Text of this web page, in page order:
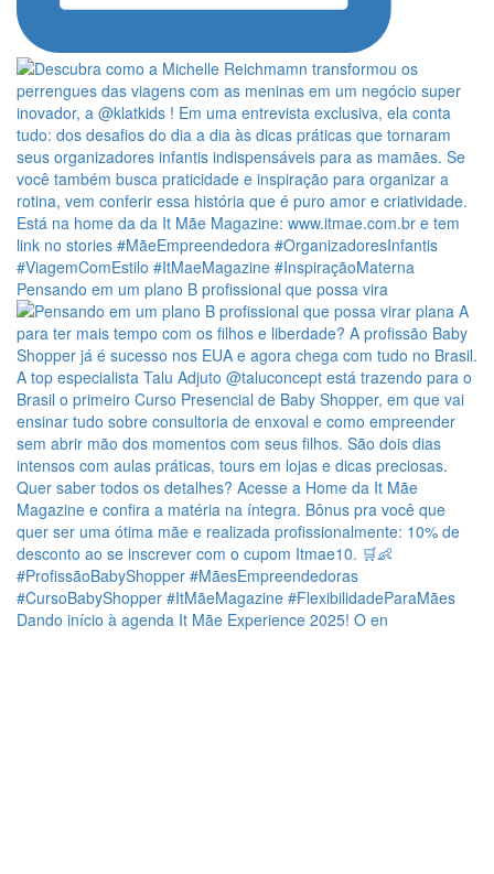
Pensando em um plano B profissional que possa vira
Dando início à agenda It Mãe Experience 2025! O en